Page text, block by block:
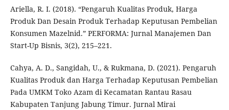
Ariella, R. I. (2018). “Pengaruh Kualitas Produk, Harga
Produk Dan Desain Produk Terhadap Keputusan Pembelian
Konsumen Mazelnid.” PERFORMA: Jurnal Manajemen Dan
Start-Up Bisnis, 3(2), 215–221.
Cahya, A. D., Sangidah, U., & Rukmana, D. (2021). Pengaruh
Kualitas Produk dan Harga Terhadap Keputusan Pembelian
Pada UMKM Toko Azam di Kecamatan Rantau Rasau
Kabupaten Tanjung Jabung Timur. Jurnal Mirai